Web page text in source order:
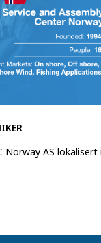
Norway AS lokalisert